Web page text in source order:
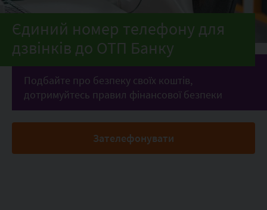
Єдиний номер телефону для
дзвінків до ОТП Банку
Подбайте про безпеку своїх коштів,
дотримуйтесь правил фінансової безпеки
Зателефонувати